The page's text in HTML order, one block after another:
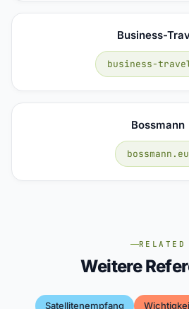
Business-
business-
Bossmann
bossmann.eu
RELATED
Weitere
Satellitenempfang